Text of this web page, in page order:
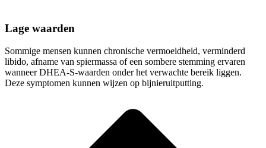
Lage waarden
Sommige mensen kunnen chronische vermoeidheid, verminderd
libido, afname van spiermassa of een sombere stemming ervaren
wanneer DHEA-S-waarden onder het verwachte bereik liggen.
Deze symptomen kunnen wijzen op bijnieruitputting.